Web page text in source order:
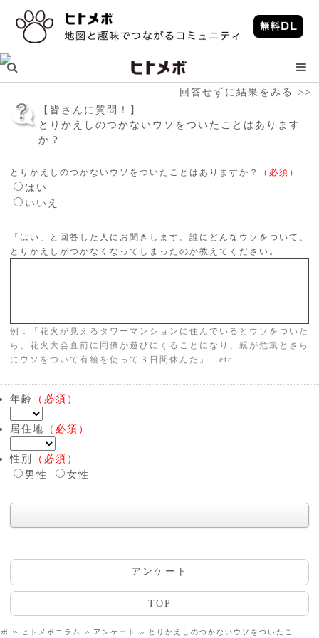
回答せずに結果をみる >>
【皆さんに質問！】
とりかえしのつかないウソをついたことはあります
か？
とりかえしのつかないウソをついたことはありますか？ （必須）
はい
いいえ
「はい」と回答した人にお聞きします。誰にどんなウソをついて、
とりかえしがつかなくなってしまったのか教えてください。
例：「花火が見えるタワーマンションに住んでいるとウソをついた
ら、花火大会直前に同僚が遊びにくることになり、親が危篤とさら
にウソをついて有給を使って３日間休んだ」…etc
年齢 （必須）
居住地 （必須）
性別
（必須）
男性
女性
アンケート
TOP
ヒトメボコラム アンケート とりかえしのつかないウソをついたことはありますか？